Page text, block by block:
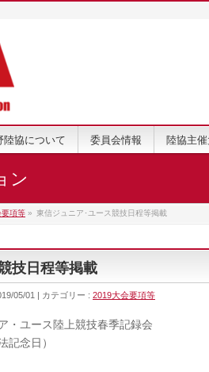
陸協について 委員会情報 陸協主
ン
項等 » 東信ジュニア･ユース競技日程等掲載
技日程等掲載
05/01 カテゴリー : 2019大会要項等
・ユース陸上競技春季記録会
記念日）